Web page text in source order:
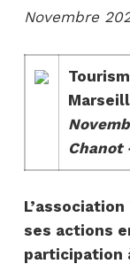
Novembre
Chanot
ses actions
participation